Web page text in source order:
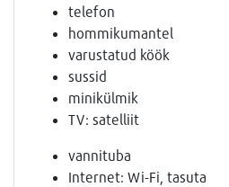
telefon
hommikumantel
varustatud köök
sussid
minikülmik
TV: satelliit
vannituba
Internet: Wi-Fi, tasuta